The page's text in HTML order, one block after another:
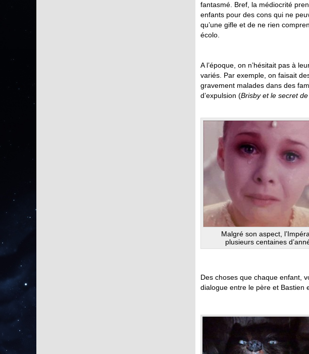
fantasmé. Bref, la médiocrité
enfants pour des cons qui ne
qu’une gifle et de ne rien
écolo.
A l’époque, on n’hésitait pas à
variés. Par exemple, on faisait
gravement malades dans des
d’expulsion (Brisby et le secret
Malgré son aspect,
plusieurs centaines
Des choses que chaque enfant,
dialogue entre le père et Bastien